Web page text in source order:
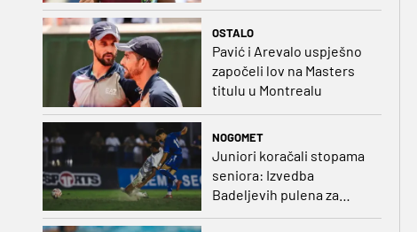
OSTALO
Pavić i Arevalo uspješno
započeli lov na Masters
titulu u Montrealu
NOGOMET
Juniori koračali stopama
seniora: Izvedba
Badeljevih pulena za
čistu peticu protiv